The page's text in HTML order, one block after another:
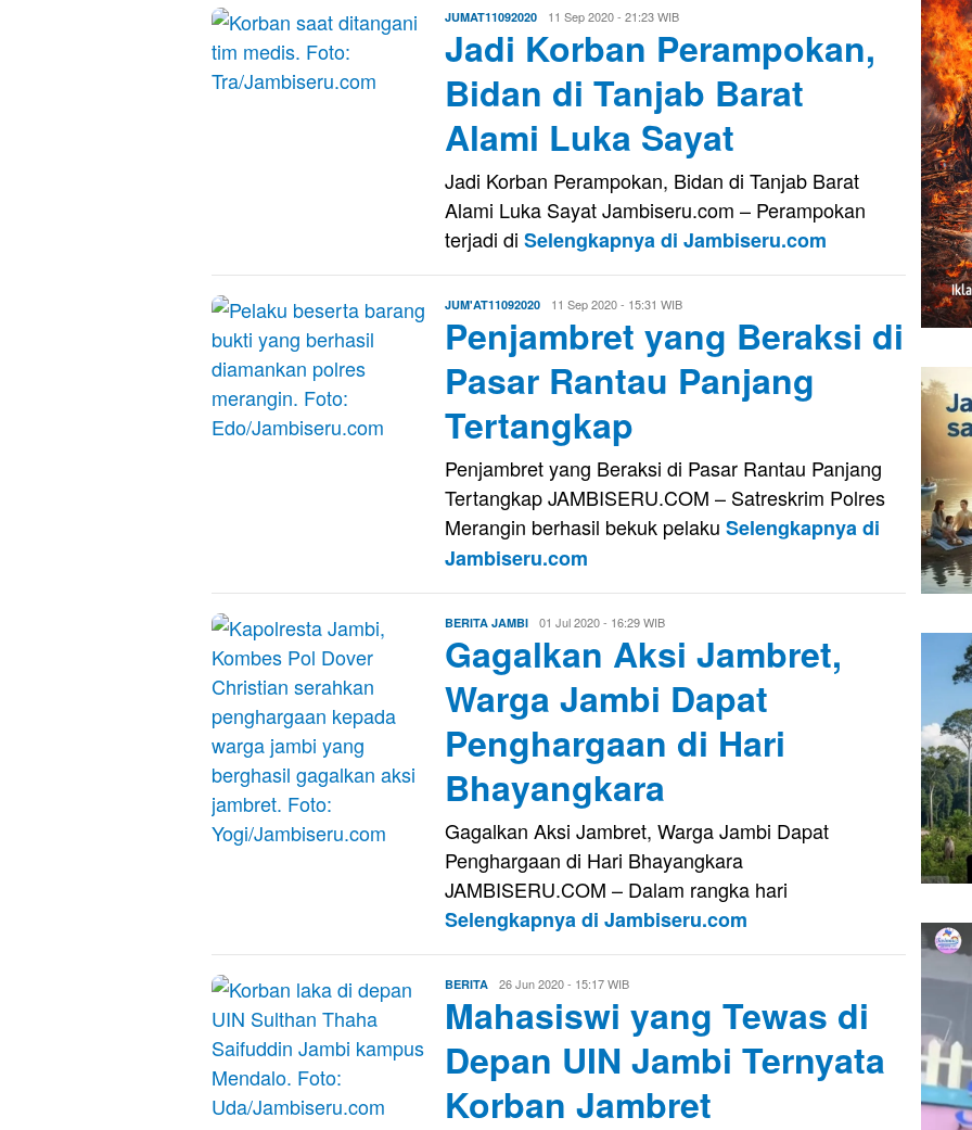
JUMAT11092020 Evo
Kusnady
11 Sep 2020 - 21:23 WIB
Jadi Korban Perampokan,
Bidan di Tanjab Barat
Alami Luka Sayat
Jadi Korban Perampokan, Bidan di Tanjab Barat
Alami Luka Sayat Jambiseru.com – Perampokan
terjadi di Selengkapnya di Jambiseru.com
JUM'AT11092020 Evo
Kusnady
11 Sep 2020 - 15:31 WIB
Penjambret yang Beraksi di
Pasar Rantau Panjang
Tertangkap
Penjambret yang Beraksi di Pasar Rantau Panjang
Tertangkap JAMBISERU.COM – Satreskrim Polres
Merangin berhasil bekuk pelaku Selengkapnya di
Jambiseru.com
BERITA JAMBI Evo
Kusnady
01 Jul 2020 - 16:29 WIB
Gagalkan Aksi Jambret,
Warga Jambi Dapat
Penghargaan di Hari
Bhayangkara
Gagalkan Aksi Jambret, Warga Jambi Dapat
Penghargaan di Hari Bhayangkara
JAMBISERU.COM – Dalam rangka hari
Selengkapnya di Jambiseru.com
BERITA Eri
Saputra
26 Jun 2020 - 15:17 WIB
Mahasiswi yang Tewas di
Depan UIN Jambi Ternyata
Korban Jambret